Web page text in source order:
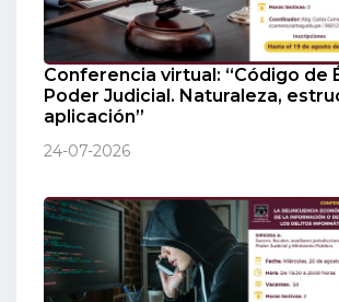
Conferencia virtual: “Código de
Poder Judicial. Naturaleza,
aplicación”
24-07-2026